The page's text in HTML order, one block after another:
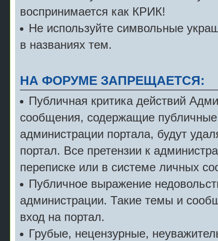
воспринимается как КРИК!
Не используйте символьные
в названиях тем.
НА ФОРУМЕ ЗАПРЕЩАЕТСЯ:
Публичная критика действий
сообщения, содержащие
администрации портала, будут
портал. Все претензии к
переписке или в системе личных
Публичное выражение
администрации. Такие темы и
вход на портал.
Грубые, нецензурные,